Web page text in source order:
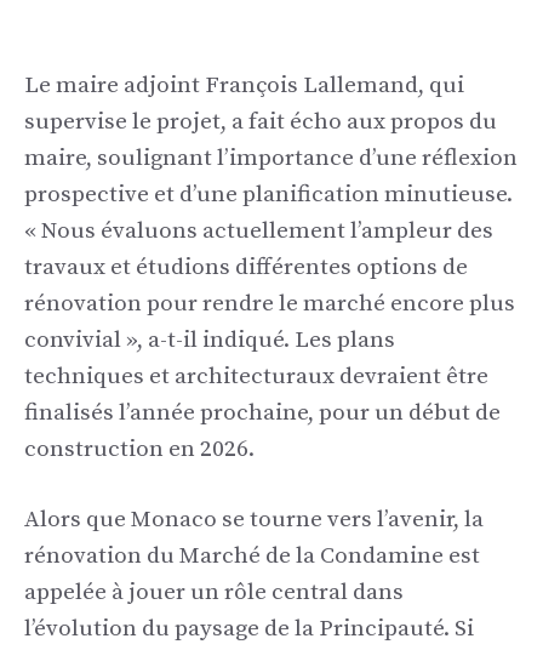
Le maire adjoint François Lallemand, qui
supervise le projet, a fait écho aux propos du
maire, soulignant l’importance d’une réflexion
prospective et d’une planification minutieuse.
« Nous évaluons actuellement l’ampleur des
travaux et étudions différentes options de
rénovation pour rendre le marché encore plus
convivial », a-t-il indiqué. Les plans
techniques et architecturaux devraient être
finalisés l’année prochaine, pour un début de
construction en 2026.
Alors que Monaco se tourne vers l’avenir, la
rénovation du Marché de la Condamine est
appelée à jouer un rôle central dans
l’évolution du paysage de la Principauté. Si